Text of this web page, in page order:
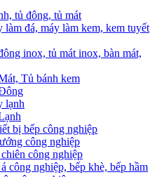
tủ đông, tủ mát
làm đá, máy làm kem, kem tuyết
inox, tủ mát inox, bàn mát,
Tủ bánh kem
lạnh
bị bếp công nghiệp
công nghiệp
công nghiệp
công nghiệp, bếp khè, bếp hầm